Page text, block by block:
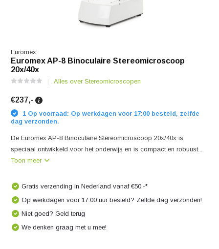
Euromex
Euromex AP-8 Binoculaire Stereomicroscoop
20x/40x
Alles over Stereomicroscopen
€237,-
1 Op voorraad: Op werkdagen voor 17:00 besteld, zelfde
dag verzonden.
De Euromex AP-8 Binoculaire Stereomicroscoop 20x/40x is
speciaal ontwikkeld voor het onderwijs en is compact en robuust....
Toon meer
Gratis verzending in Nederland vanaf €50,-*
Op werkdagen voor 17:00 uur besteld? Zelfde dag verzonden!
Niet goed? Geld terug
We denken graag met u mee!